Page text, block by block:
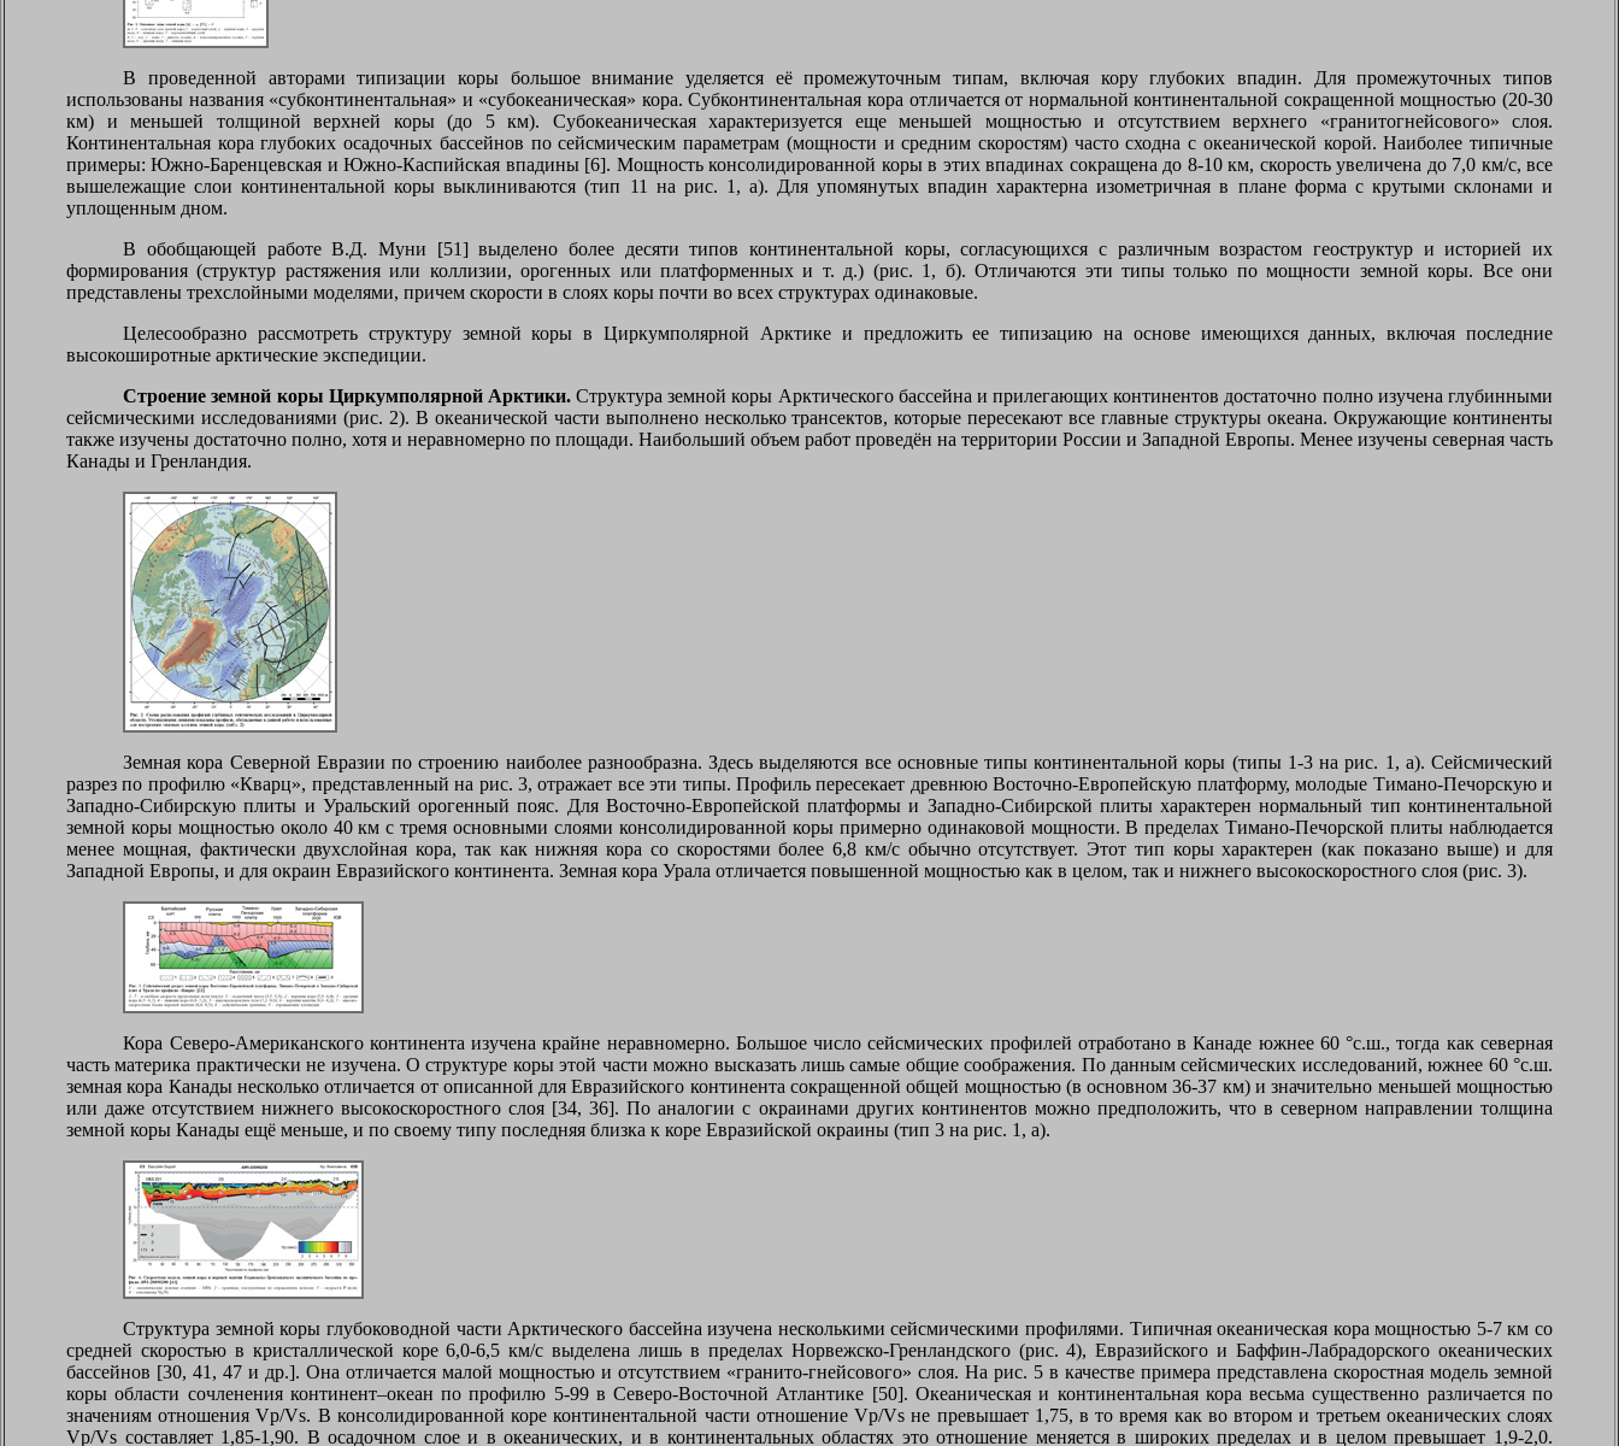
В проведенной авторами типизации коры большое внимание уделяется её промежуточным типам, включая кору глубоких впадин. Для промежуточных типов
использованы названия «субконтинентальная» и «субокеаническая» кора. Субконтинентальная кора отличается от нормальной континентальной сокращенной мощностью (20-30
км) и меньшей толщиной верхней коры (до 5 км). Субокеаническая характеризуется еще меньшей мощностью и отсутствием верхнего «гранитогнейсового» слоя.
Континентальная кора глубоких осадочных бассейнов по сейсмическим параметрам (мощности и средним скоростям) часто сходна с океанической корой. Наиболее типичные
примеры: Южно-Баренцевская и Южно-Каспийская впадины [6]. Мощность консолидированной коры в этих впадинах сокращена до 8-10 км, скорость увеличена до 7,0 км/с, все
вышележащие слои континентальной коры выклиниваются (тип 11 на рис. 1, а). Для упомянутых впадин характерна изометричная в плане форма с крутыми склонами и
уплощенным дном.
В обобщающей работе В.Д. Муни [51] выделено более десяти типов континентальной коры, согласующихся с различным возрастом геоструктур и историей их
формирования (структур растяжения или коллизии, орогенных или платформенных и т. д.) (рис. 1, б). Отличаются эти типы только по мощности земной коры. Все они
представлены трехслойными моделями, причем скорости в слоях коры почти во всех структурах одинаковые.
Целесообразно рассмотреть структуру земной коры в Циркумполярной Арктике и предложить ее типизацию на основе имеющихся данных, включая последние
высокоширотные арктические экспедиции.
Строение земной коры Циркумполярной Арктики.Структура земной коры Арктического бассейна и прилегающих континентов достаточно полно изучена глубинными
сейсмическими исследованиями (рис. 2). В океанической части выполнено несколько трансектов, которые пересекают все главные структуры океана. Окружающие континенты
также изучены достаточно полно, хотя и неравномерно по площади. Наибольший объем работ проведён на территории России и Западной Европы. Менее изучены северная часть
Канады и Гренландия.
Земная кора Северной Евразии по строению наиболее разнообразна. Здесь выделяются все основные типы континентальной коры (типы 1-3 на рис. 1, а). Сейсмический
разрез по профилю «Кварц», представленный на рис. 3, отражает все эти типы. Профиль пересекает древнюю Восточно-Европейскую платформу, молодые Тимано-Печорскую и
Западно-Сибирскую плиты и Уральский орогенный пояс. Для Восточно-Европейской платформы и Западно-Сибирской плиты характерен нормальный тип континентальной
земной коры мощностью около 40 км с тремя основными слоями консолидированной коры примерно одинаковой мощности. В пределах Тимано-Печорской плиты наблюдается
менее мощная, фактически двухслойная кора, так как нижняя кора со скоростями более 6,8 км/с обычно отсутствует. Этот тип коры характерен (как показано выше) и для
Западной Европы, и для окраин Евразийского континента. Земная кора Урала отличается повышенной мощностью как в целом, так и нижнего высокоскоростного слоя (рис. 3).
Кора Северо-Американского континента изучена крайне неравномерно. Большое число сейсмических профилей отработано в Канаде южнее 60 °с.ш., тогда как северная
часть материка практически не изучена. О структуре коры этой части можно высказать лишь самые общие соображения. По данным сейсмических исследований, южнее 60 °с.ш.
земная кора Канады несколько отличается от описанной для Евразийского континента сокращенной общей мощностью (в основном 36-37 км) и значительно меньшей мощностью
или даже отсутствием нижнего высокоскоростного слоя [34, 36]. По аналогии с окраинами других континентов можно предположить, что в северном направлении толщина
земной коры Канады ещё меньше, и по своему типу последняя близка к коре Евразийской окраины (тип 3 на рис. 1, а).
Структура земной коры глубоководной части Арктического бассейна изучена несколькими сейсмическими профилями. Типичная океаническая кора мощностью 5-7 км со
средней скоростью в кристаллической коре 6,0-6,5 км/с выделена лишь в пределах Норвежско-Гренландского (рис. 4), Евразийского и Баффин-Лабрадорского океанических
бассейнов [30, 41, 47 и др.]. Она отличается малой мощностью и отсутствием «гранито-гнейсового» слоя. На рис. 5 в качестве примера представлена скоростная модель земной
коры области сочленения континент–океан по профилю 5-99 в Северо-Восточной Атлантике [50]. Океаническая и континентальная кора весьма существенно различается по
значениям отношения Vp/Vs. В консолидированной коре континентальной части отношение Vp/Vs не превышает 1,75, в то время как во втором и третьем океанических слоях
Vp/Vs составляет 1,85-1,90. В осадочном слое и в океанических, и в континентальных областях это отношение меняется в широких пределах и в целом превышает 1,9-2,0.